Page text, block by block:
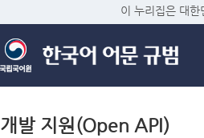
이 누리집은 대한
개발 지원(Open API)